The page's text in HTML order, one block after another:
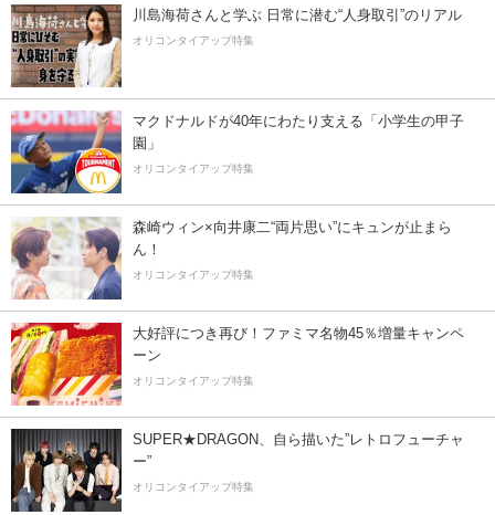
川島海荷さんと学ぶ 日常に潜む“人身取引”のリアル
オリコンタイアップ特集
マクドナルドが40年にわたり支える「小学生の甲子
園」
オリコンタイアップ特集
森崎ウィン×向井康二“両片思い”にキュンが止まら
ん！
オリコンタイアップ特集
大好評につき再び！ファミマ名物45％増量キャンペ
ーン
オリコンタイアップ特集
SUPER★DRAGON、自ら描いた”レトロフューチャ
ー”
オリコンタイアップ特集